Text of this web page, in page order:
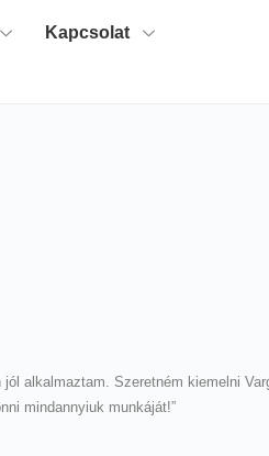
Kapcsolat
alkalmaztam. Szeretném kiemelni
mindannyiuk munkáját!”